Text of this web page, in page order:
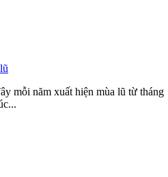
mỗi năm xuất hiện mùa lũ từ tháng